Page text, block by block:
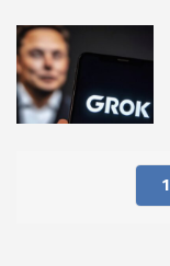
1